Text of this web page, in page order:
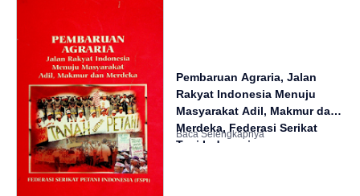
Pembaruan Agraria, Jalan
Rakyat Indonesia Menuju
Masyarakat Adil, Makmur dan
Merdeka, Federasi Serikat
Tani Indonesia